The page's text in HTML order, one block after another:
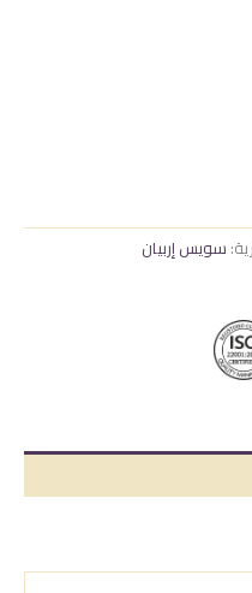
سويس إربيان